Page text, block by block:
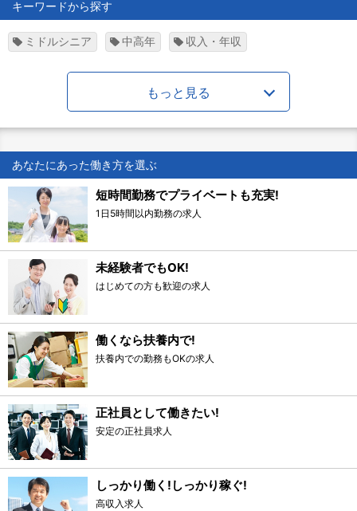
キーワードから探す
ミドルシニア 中高年 収入・年収
もっと見る
あなたにあった働き方を選ぶ
短時間勤務でプライベートも充実!
1日5時間以内勤務の求人
未経験者でもOK!
はじめての方も歓迎の求人
働くなら扶養内で!
扶養内での勤務もOKの求人
正社員として働きたい!
安定の正社員求人
しっかり働く!しっかり稼ぐ!
高収入求人